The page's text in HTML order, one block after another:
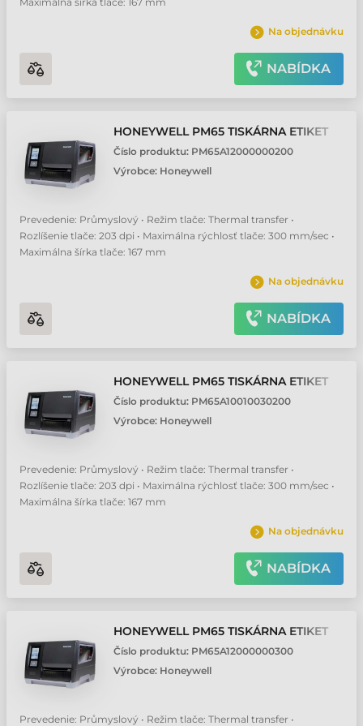
Na objednávku
NABÍDKA
HONEYWELL PM65 TISKÁRNA ETIKET
Číslo produktu: PM65A12000000200
Výrobce: Honeywell
Prevedenie: Průmyslový • Režim tlače: Thermal transfer •
Rozlíšenie tlače: 203 dpi • Maximálna rýchlosť tlače: 300 mm/sec •
Maximálna šírka tlače: 167 mm
Na objednávku
NABÍDKA
HONEYWELL PM65 TISKÁRNA ETIKET
Číslo produktu: PM65A10010030200
Výrobce: Honeywell
Prevedenie: Průmyslový • Režim tlače: Thermal transfer •
Rozlíšenie tlače: 203 dpi • Maximálna rýchlosť tlače: 300 mm/sec •
Maximálna šírka tlače: 167 mm
Na objednávku
NABÍDKA
HONEYWELL PM65 TISKÁRNA ETIKET
Číslo produktu: PM65A12000000300
Výrobce: Honeywell
Prevedenie: Průmyslový • Režim tlače: Thermal transfer •